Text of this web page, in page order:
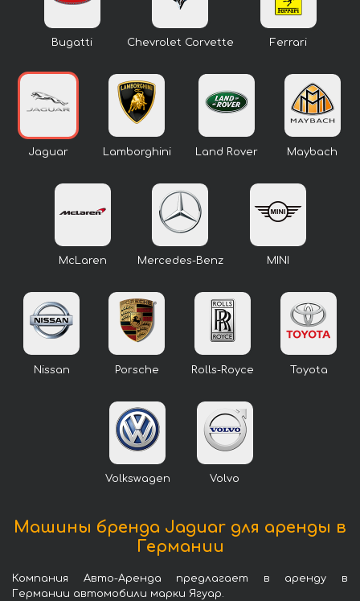
Bugatti Chevrolet Corvette Ferrari
Jaguar Lamborghini Land Rover Maybach
McLaren Mercedes-Benz MINI
Nissan Porsche Rolls-Royce Toyota
Volkswagen Volvo
Машины бренда Jaguar для аренды в
Германии
Компания Авто-Аренда предлагает в аренду в
Германии автомобили марки Ягуар.